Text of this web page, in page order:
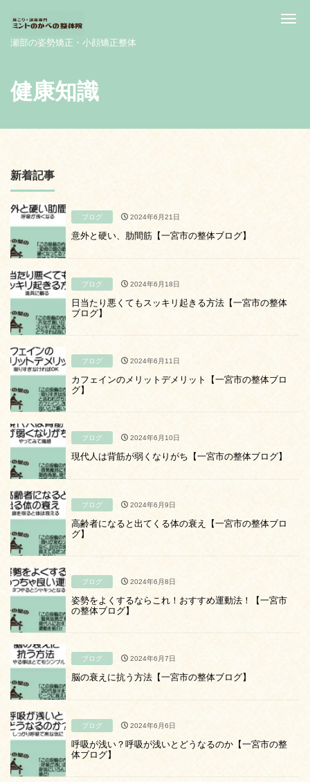
瀬部の姿勢矯正・小顔矯正整体
健康知識
新着記事
ブログ 2024年6月21日
意外と硬い、肋間筋【一宮市の整体ブログ】
ブログ 2024年6月18日
日当たり悪くてもスッキリ起きる方法【一宮市の整体
ブログ】
ブログ 2024年6月11日
カフェインのメリットデメリット【一宮市の整体ブロ
グ】
ブログ 2024年6月10日
現代人は背筋が弱くなりがち【一宮市の整体ブログ】
ブログ 2024年6月9日
高齢者になると出てくる体の衰え【一宮市の整体ブロ
グ】
ブログ 2024年6月8日
姿勢をよくするならこれ！おすすめ運動法！【一宮市
の整体ブログ】
ブログ 2024年6月7日
脳の衰えに抗う方法【一宮市の整体ブログ】
ブログ 2024年6月6日
呼吸が浅い？呼吸が浅いとどうなるのか【一宮市の整
体ブログ】